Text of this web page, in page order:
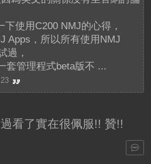
使用C200 NMJ的心得，
Apps，所以所有使用NMJ
過，
套管理程式beta版不 ...
看了實在很佩服!! 贊!!